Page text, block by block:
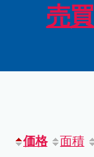
売
価格 面積